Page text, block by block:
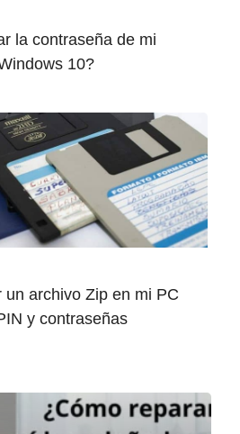
la contraseña de mi
10?
un archivo Zip en mi PC
y contraseñas